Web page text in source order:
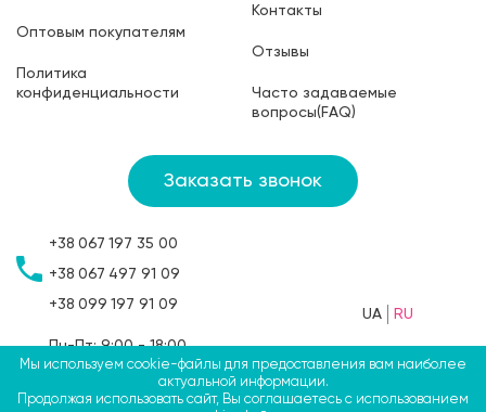
Оптовым покупателям
Политика
конфиденциальности
Контакты
Отзывы
Часто задаваемые
вопросы(FAQ)
Заказать звонок
+38 067 197 35 00
+38 067 497 91 09
+38 099 197 91 09
Пн-Пт: 9:00 - 18:00
Сб: 9:00 - 15:00
UA RU
Мы используем cookie-файлы для предоставления вам наиболее
актуальной информации.
Продолжая использовать сайт, Вы соглашаетесь с использованием